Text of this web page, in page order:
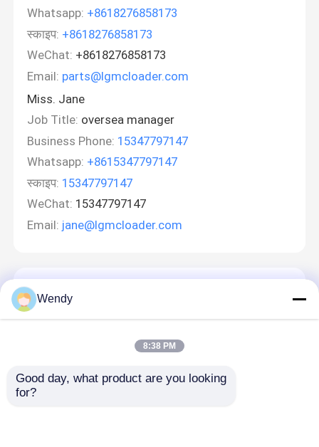
Whatsapp: +8618276858173
स्काइप: +8618276858173
WeChat: +8618276858173
Email: parts@lgmcloader.com
Miss. Jane
Job Title: oversea manager
Business Phone: 15347797147
Whatsapp: +8615347797147
स्काइप: 15347797147
WeChat: 15347797147
Email: jane@lgmcloader.com
Wendy
8:38 PM
Good day, what product are you looking
for?